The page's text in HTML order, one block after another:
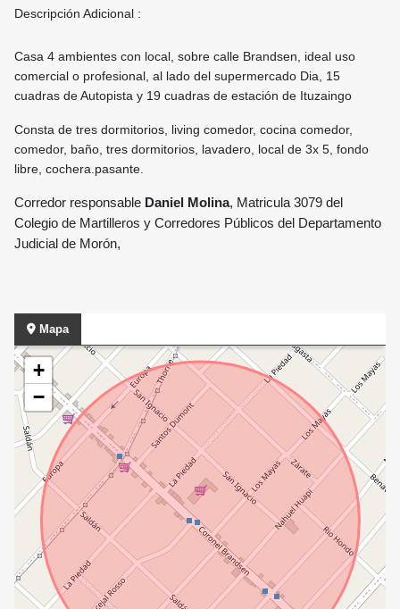
Descripción Adicional :
Casa 4 ambientes con local, sobre calle Brandsen, ideal uso
comercial o profesional, al lado del supermercado Dia, 15
cuadras de Autopista y 19 cuadras de estación de Ituzaingo
Consta de tres dormitorios, living comedor, cocina comedor,
comedor, baño, tres dormitorios, lavadero, local de 3x 5, fondo
libre, cochera.pasante.
Corredor responsable Daniel Molina, Matricula 3079 del
Colegio de Martilleros y Corredores Públicos del Departamento
Judicial de Morón,
Mapa
+
−